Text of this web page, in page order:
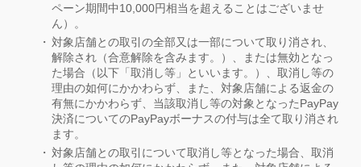
ペーン期間中10,000円相当を超えることはございませ
ん）。
対象店舗との取引の全部又は一部について取り消され、
解除され（合意解除を含みます。）、または無効となっ
た場合（以下「取消し等」といいます。）、取消し等の
理由の如何にかかわらず、また、対象店舗による返金の
有無にかかわらず、当該取消し等の対象となったPayPay
決済についてのPayPayボーナスの付与は全て取り消され
ます。
対象店舗との取引について取消し等となった場合、取消